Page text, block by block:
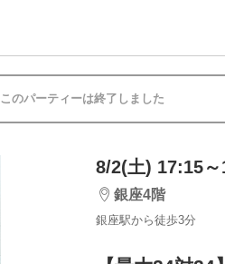
このパーティーは終了しました
8/2(土) 17:15
銀座4階
銀座駅から徒歩3分